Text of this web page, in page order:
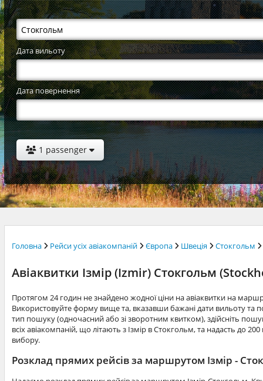
Дата вильоту
Дата повернення
1 passenger
Головна Рейси усіх авіакомпаній Європа Швеція Стокгольм
Авіаквитки Ізмір (Izmir) Стокгольм
Протягом 24 годин не знайдено жодної ціни на авіаквитки на
Використовуйте форму вище та, вказавши бажані дати вильоту та
тип пошуку (одночасний або зі зворотним квитком), здійсніть
всіх авіакомпаній, що літають з Ізмір в Стокгольм, та надасть до
вибору.
Розклад прямих рейсів за маршрутом Ізмір -